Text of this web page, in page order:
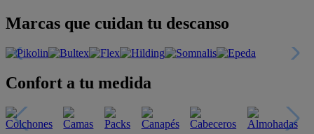
Marcas que cuidan tu descanso
Confort a tu medida